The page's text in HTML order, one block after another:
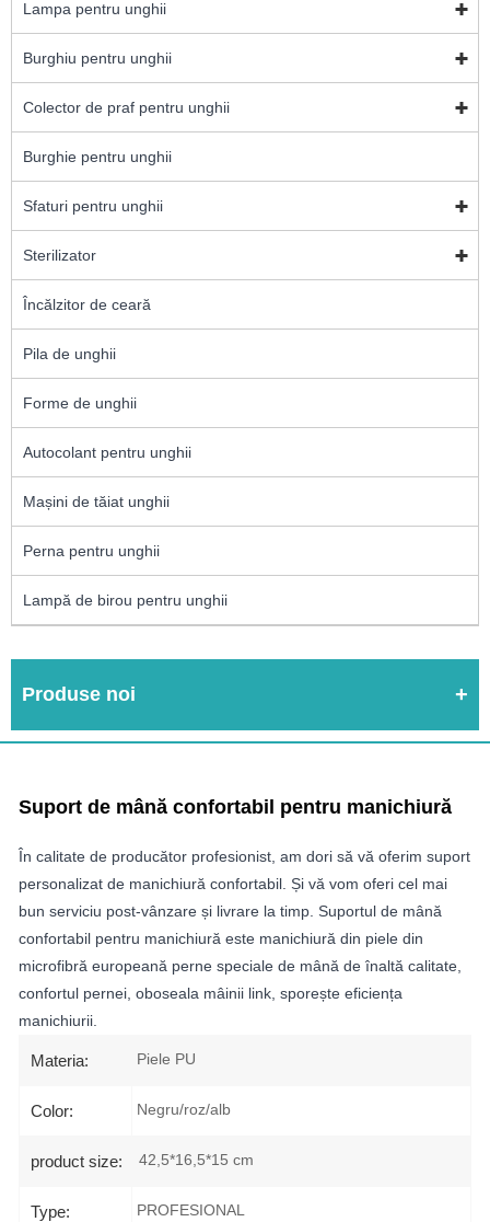
Lampa pentru unghii
Burghiu pentru unghii
Colector de praf pentru unghii
Burghie pentru unghii
Sfaturi pentru unghii
Sterilizator
Încălzitor de ceară
Pila de unghii
Forme de unghii
Autocolant pentru unghii
Mașini de tăiat unghii
Perna pentru unghii
Lampă de birou pentru unghii
Produse noi
Suport de mână confortabil pentru manichiură
În calitate de producător profesionist, am dori să vă oferim suport
personalizat de manichiură confortabil. Și vă vom oferi cel mai
bun serviciu post-vânzare și livrare la timp. Suportul de mână
confortabil pentru manichiură este manichiură din piele din
microfibră europeană perne speciale de mână de înaltă calitate,
confortul pernei, oboseala mâinii link, sporește eficiența
manichiurii.
Materia: Piele PU
Color: Negru/roz/alb
product size: 42,5*16,5*15 cm
Type: PROFESIONAL